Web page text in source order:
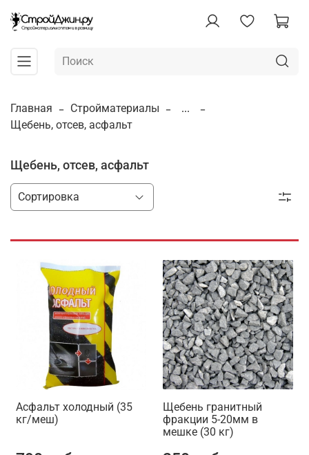
Главная Стройматериалы
...
Щебень, отсев, асфальт
Щебень, отсев, асфальт
Асфальт холодный (35
кг/меш)
Щебень гранитный
фракции 5-20мм в
мешке (30 кг)